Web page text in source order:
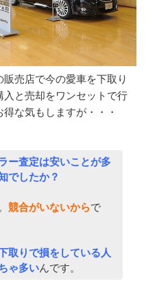
売店で今の愛車を下取り
と売却をワンセットで行
な気もしますが・・・
ー査定は安いことが多
でしたか？
競合がいないからで
取りで損をしている人
ゃ多いんです。